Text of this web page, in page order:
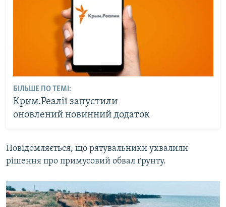
БІЛЬШЕ ПО ТЕМІ:
Крим.Реалії запустили
оновлений новинний додаток
Повідомляється, що рятувальники ухвалили
рішення про примусовий обвал ґрунту.